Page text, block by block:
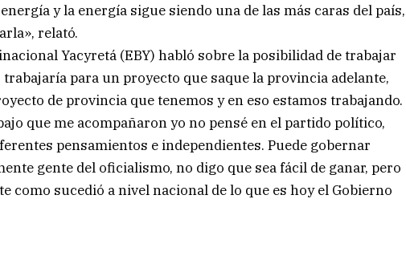
y la energía sigue siendo una de las más caras del país,
relató.
Yacyretá (EBY) habló sobre la posibilidad de trabajar
trabajaría para un proyecto que saque la provincia adelante,
de provincia que tenemos y en eso estamos trabajando.
que me acompañaron yo no pensé en el partido político,
pensamientos e independientes. Puede gobernar
gente del oficialismo, no digo que sea fácil de ganar, pero
como sucedió a nivel nacional de lo que es hoy el Gobierno